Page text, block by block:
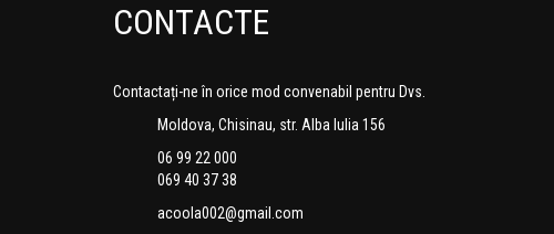
CONTACTE
Contactați-ne în orice mod convenabil pentru Dvs.
Moldova, Chisinau, str. Alba Iulia 156
06 99 22 000
069 40 37 38
acoola002@gmail.com